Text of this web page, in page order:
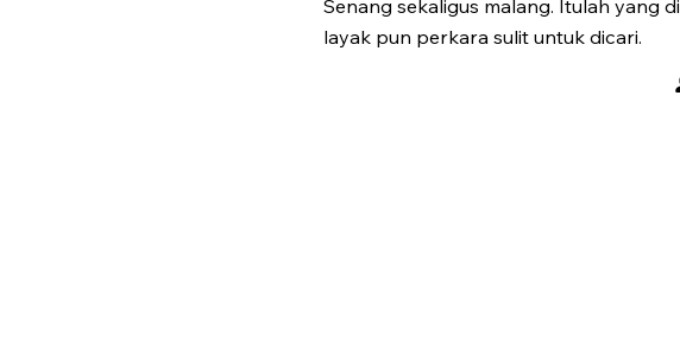
Senang sekaligus malang. Itulah yang
layak pun perkara sulit untuk dicari.